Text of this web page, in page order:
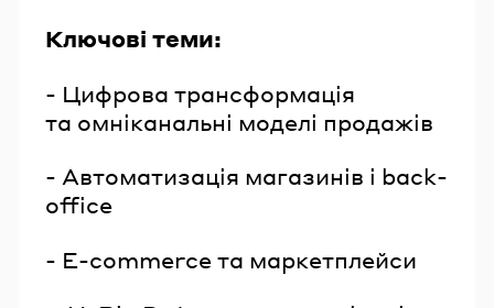
Ключові теми:
- Цифрова трансформація
та омніканальні моделі продажів
- Автоматизація магазинів і back-
office
- E-commerce та маркетплейси